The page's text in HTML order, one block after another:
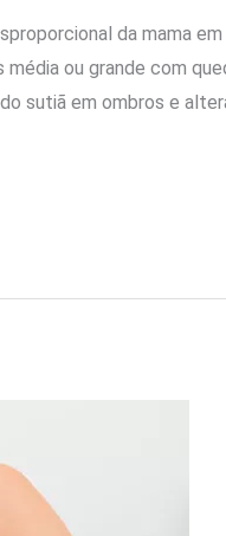
da mama
ou grande com
sutiã em ombros e